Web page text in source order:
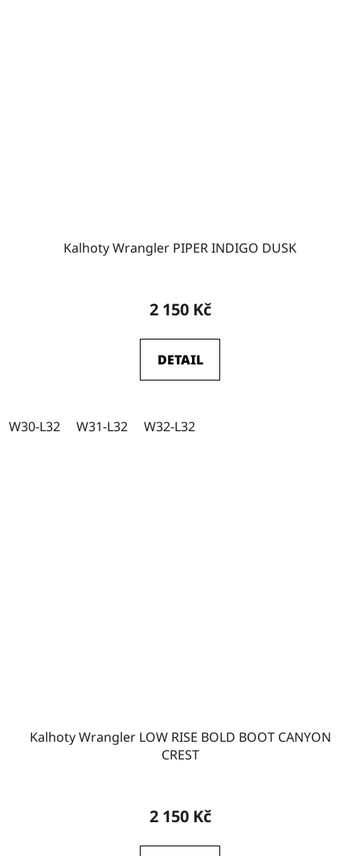
Kalhoty Wrangler PIPER INDIGO DUSK
2 150 Kč
DETAIL
W30-L32 W31-L32 W32-L32
Kalhoty Wrangler LOW RISE BOLD BOOT CANYON
CREST
2 150 Kč